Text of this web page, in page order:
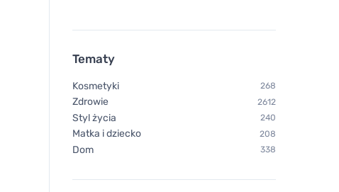
Tematy
Kosmetyki 268
Zdrowie 2612
Styl życia 240
Matka i dziecko 208
Dom 338